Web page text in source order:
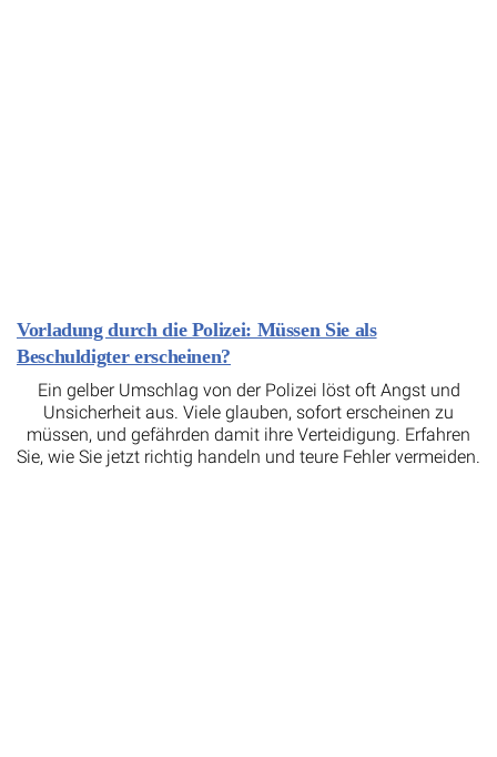
Vorladung durch die Polizei: Müssen Sie als
Beschuldigter erscheinen?
Ein gelber Umschlag von der Polizei löst oft Angst und
Unsicherheit aus. Viele glauben, sofort erscheinen zu
müssen, und gefährden damit ihre Verteidigung. Erfahren
Sie, wie Sie jetzt richtig handeln und teure Fehler vermeiden.